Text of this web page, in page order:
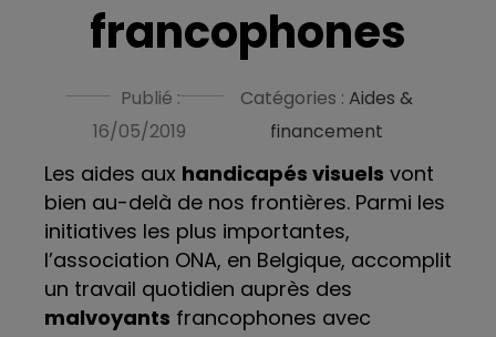
francophones
Publié :
16/05/2019
Catégories :Aides &
financement
Les aides aux handicapés visuels vont
bien au-delà de nos frontières. Parmi les
initiatives les plus importantes,
l’association ONA, en Belgique, accomplit
un travail quotidien auprès des
malvoyants francophones avec